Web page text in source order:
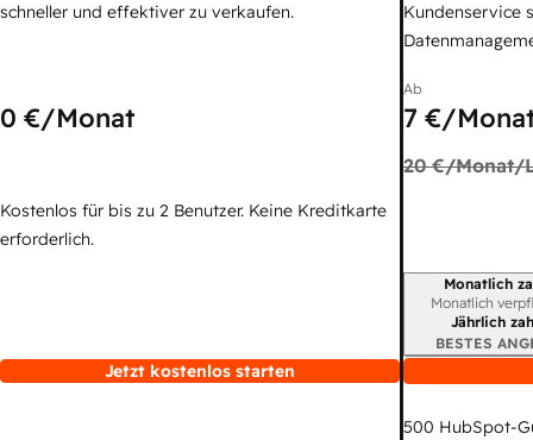
schneller und effektiver zu verkaufen.
0 €/Monat
Kostenlos für bis zu 2 Benutzer. Keine Kreditkarte
erforderlich.
Jetzt kostenlos starten
Kundenservice
Ab
7 €/
20 €/Monat/
Monatlich
Monatlich
Jährlich
BESTES
500 HubSpot-